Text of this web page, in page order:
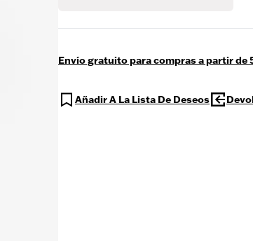
Envío gratuito para compras a partir de
Añadir A La Lista De Deseos